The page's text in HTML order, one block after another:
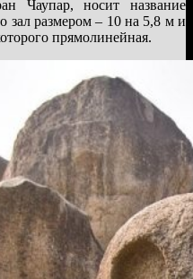
Чаупар, носит название
зал размером – 10 на 5,8 м и
прямолинейная.